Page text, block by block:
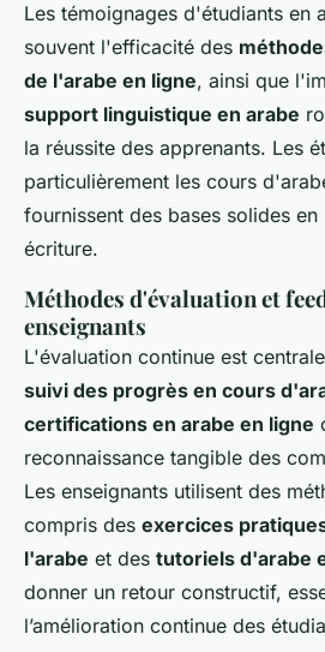
Les témoignages d'étudiants en
souvent l'efficacité des
de l'arabe en ligne, ainsi que
support linguistique en arabe
la réussite des apprenants. Les
particulièrement les cours
fournissent des bases solides en
écriture.
Méthodes d'évaluation et
enseignants
L'évaluation continue est
suivi des progrès en cours
certifications en arabe en ligne
reconnaissance tangible des
Les enseignants utilisent des
compris des exercices
l'arabe et des tutoriels d'arabe
donner un retour constructif,
l’amélioration continue des